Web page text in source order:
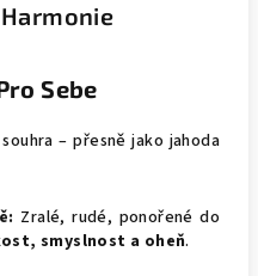
Sebe
– přesně jako jahoda
Zralé, rudé, ponořené do
smyslnost a oheň.